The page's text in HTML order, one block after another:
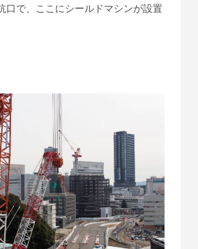
口で、ここにシールドマシンが設置